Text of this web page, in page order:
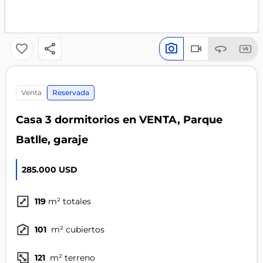
venta Reservada
Casa 3 dormitorios en VENTA, Parque
Batlle, garaje
285.000 USD
119 m² totales
101 m² cubiertos
121 m² terreno